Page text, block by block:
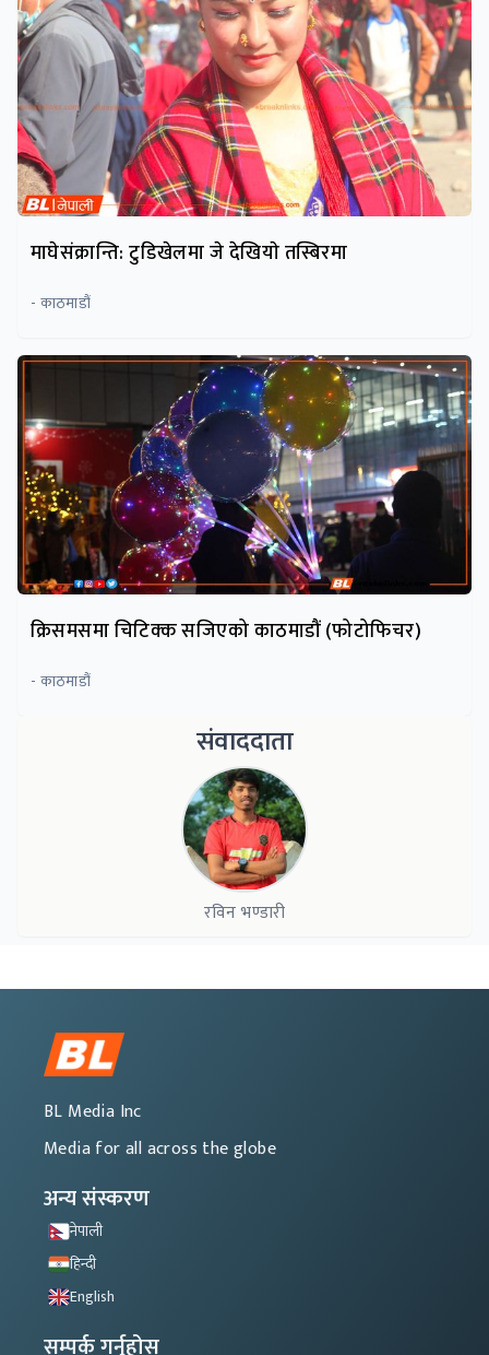
माघेसंक्रान्ति: टुडिखेलमा जे देखियाे तस्बिरमा
- काठमाडौं
क्रिसमसमा चिटिक्क सजिएको काठमाडौं (फोटोफिचर)
- काठमाडौं
संवाददाता
रविन भण्डारी
BL Media Inc
Media for all across the globe
अन्य संस्करण
नेपाली
हिन्दी
English
सम्पर्क गर्नुहोस्